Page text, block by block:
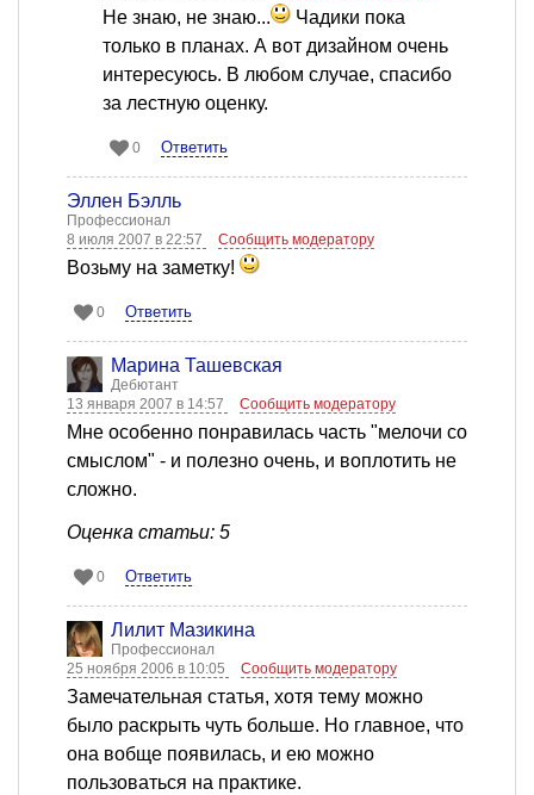
Не знаю, не знаю...
Чадики пока
только в планах. А вот дизайном очень
интересуюсь. В любом случае, спасибо
за лестную оценку.
0 Ответить
Эллен Бэлль
Профессионал
8 июля 2007 в 22:57
Сообщить модератору
Возьму на заметку!
0 Ответить
Марина Ташевская
Дебютант
13 января 2007 в 14:57
Сообщить модератору
Мне особенно понравилась часть "мелочи со
смыслом" - и полезно очень, и воплотить не
сложно.
Оценка статьи: 5
0 Ответить
Лилит Мазикина
Профессионал
25 ноября 2006 в 10:05
Сообщить модератору
Замечательная статья, хотя тему можно
было раскрыть чуть больше. Но главное, что
она вобще появилась, и ею можно
пользоваться на практике.